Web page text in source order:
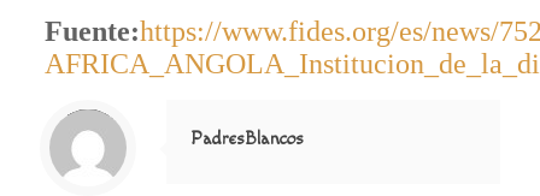
Fuente:https://www.fides.org/es/news/
Notice
: Trying to access array offset on value of type null in
/home/misioner/public_html/padresblancos/themes/betheme/includes/content-single.php
on line
286
PadresBlancos